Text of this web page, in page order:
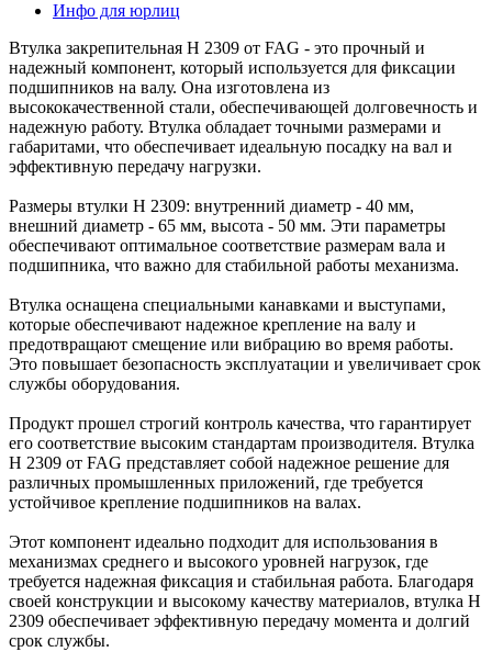
Инфо для юрлиц
Втулка закрепительная H 2309 от FAG - это прочный и
надежный компонент, который используется для фиксации
подшипников на валу. Она изготовлена из
высококачественной стали, обеспечивающей долговечность и
надежную работу. Втулка обладает точными размерами и
габаритами, что обеспечивает идеальную посадку на вал и
эффективную передачу нагрузки.
Размеры втулки H 2309: внутренний диаметр - 40 мм,
внешний диаметр - 65 мм, высота - 50 мм. Эти параметры
обеспечивают оптимальное соответствие размерам вала и
подшипника, что важно для стабильной работы механизма.
Втулка оснащена специальными канавками и выступами,
которые обеспечивают надежное крепление на валу и
предотвращают смещение или вибрацию во время работы.
Это повышает безопасность эксплуатации и увеличивает срок
службы оборудования.
Продукт прошел строгий контроль качества, что гарантирует
его соответствие высоким стандартам производителя. Втулка
H 2309 от FAG представляет собой надежное решение для
различных промышленных приложений, где требуется
устойчивое крепление подшипников на валах.
Этот компонент идеально подходит для использования в
механизмах среднего и высокого уровней нагрузок, где
требуется надежная фиксация и стабильная работа. Благодаря
своей конструкции и высокому качеству материалов, втулка H
2309 обеспечивает эффективную передачу момента и долгий
срок службы.